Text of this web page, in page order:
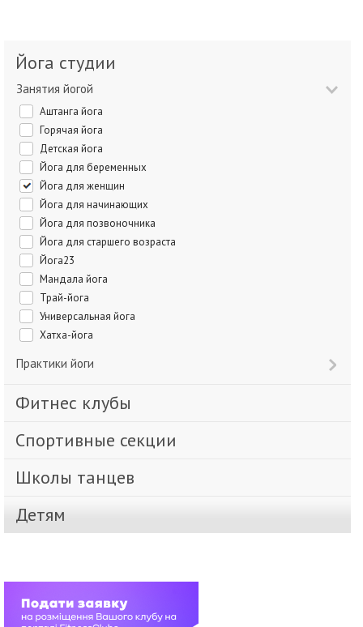
Йога студии
Занятия йогой
Аштанга йога
Горячая йога
Детская йога
Йога для беременных
Йога для женщин
Йога для начинающих
Йога для позвоночника
Йога для старшего возраста
Йога23
Мандала йога
Трай-йога
Универсальная йога
Хатха-йога
Практики йоги
Фитнес клубы
Спортивные секции
Школы танцев
Детям